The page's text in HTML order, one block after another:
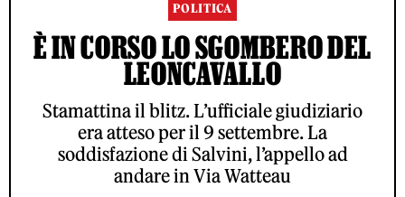
POLITICA
È IN CORSO LO SGOMBERO DEL
LEONCAVALLO
Stamattina il blitz. L’ufficiale giudiziario
era atteso per il 9 settembre. La
soddisfazione di Salvini, l’appello ad
andare in Via Watteau